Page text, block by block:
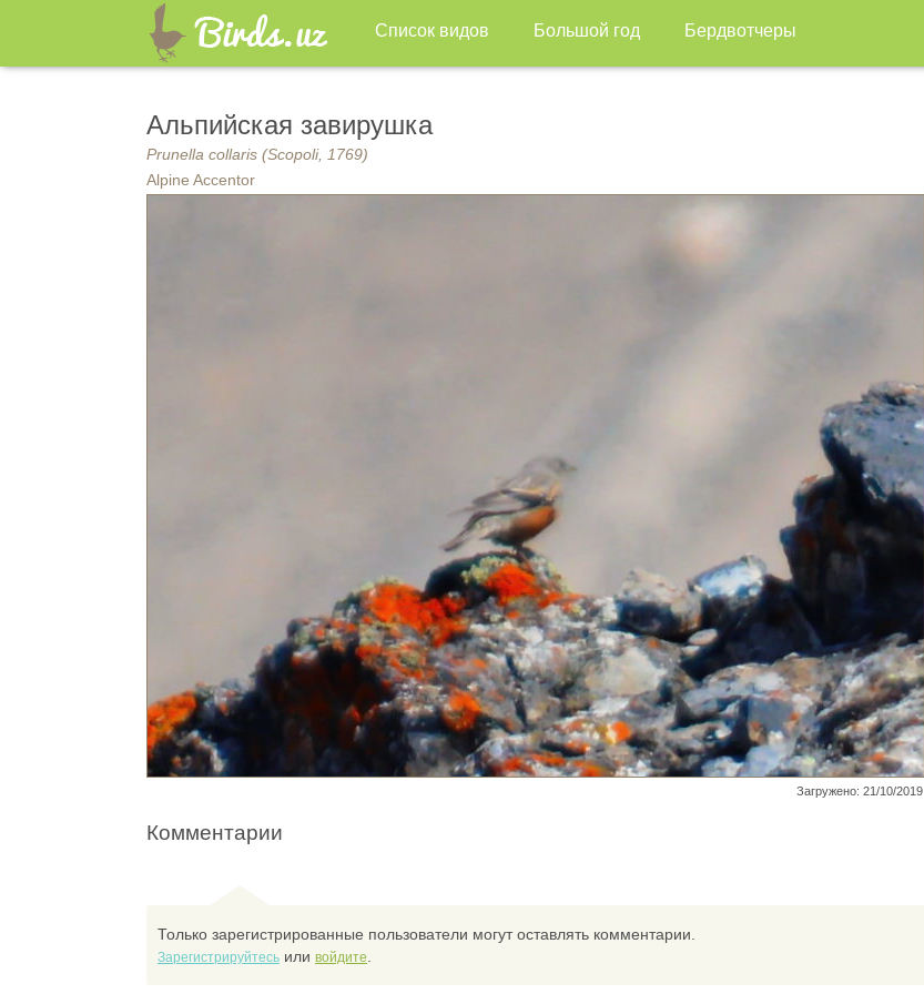
Список видов Большой год Бердвотчеры
Альпийская завирушка
Prunella collaris (Scopoli, 1769)
Alpine Accentor
Загружено: 21/10/2019
Комментарии
Только зарегистрированные пользователи могут оставлять комментарии.
Зарегистрируйтесь или войдите